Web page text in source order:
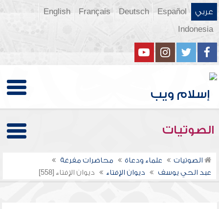
عربي Español
Deutsch
Français
English
Indonesia
الصوتيات
الصوتيات علماء ودعاة
محاضرات مفرغة
عبد الحي يوسف
ديوان الإفتاء ديوان الإفتاء [558]